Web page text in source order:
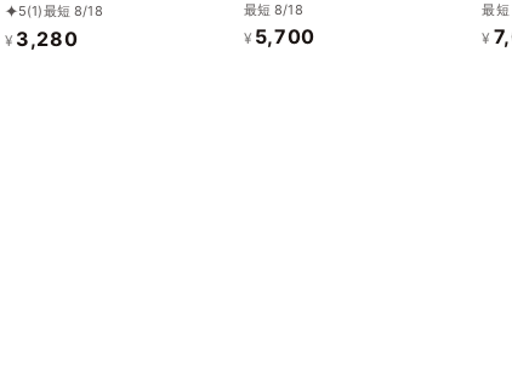
ット】長野県産いちご・い
ちご＜冷凍＞3号 9cm
5(1)最短 8/18
¥ 3,280
タルトタタン＜冷凍＞ 5号
15cm
最短 8/18
¥ 5,700
は
最短
¥